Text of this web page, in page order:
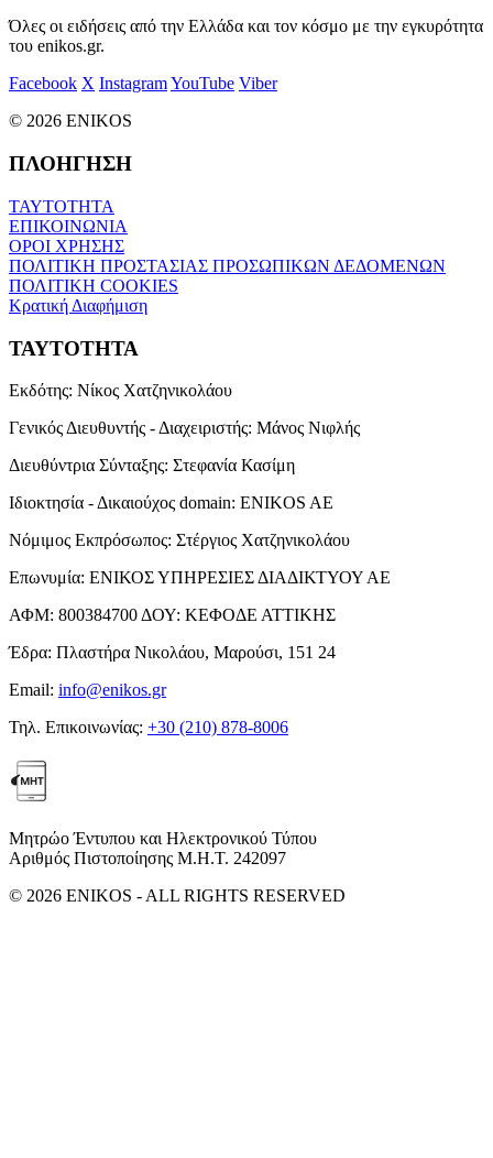
Όλες οι ειδήσεις από την Ελλάδα και τον κόσμο με την εγκυρότητα
του enikos.gr.
Facebook X InstagramYouTube Viber
© 2026 ENIKOS
ΠΛΟΗΓΗΣΗ
ΤΑΥΤΟΤΗΤΑ
ΕΠΙΚΟΙΝΩΝΙΑ
ΟΡΟΙ ΧΡΗΣΗΣ
ΠΟΛΙΤΙΚΗ ΠΡΟΣΤΑΣΙΑΣ ΠΡΟΣΩΠΙΚΩΝ ΔΕΔΟΜΕΝΩΝ
ΠΟΛΙΤΙΚΗ COOKIES
Κρατική Διαφήμιση
ΤΑΥΤΟΤΗΤΑ
Εκδότης: Νίκος Χατζηνικολάου
Γενικός Διευθυντής - Διαχειριστής: Μάνος Νιφλής
Διευθύντρια Σύνταξης: Στεφανία Κασίμη
Ιδιοκτησία - Δικαιούχος domain: ENIKOS AE
Νόμιμος Εκπρόσωπος: Στέργιος Χατζηνικολάου
Επωνυμία: ΕΝΙΚΟΣ ΥΠΗΡΕΣΙΕΣ ΔΙΑΔΙΚΤΥΟΥ ΑΕ
ΑΦΜ: 800384700 ΔΟΥ: ΚΕΦΟΔΕ ΑΤΤΙΚΗΣ
Έδρα: Πλαστήρα Νικολάου, Μαρούσι, 151 24
Email: info@enikos.gr
Τηλ. Επικοινωνίας: +30 (210) 878-8006
Μητρώο Έντυπου και Ηλεκτρονικού Τύπου
Αριθμός Πιστοποίησης Μ.Η.Τ. 242097
© 2026 ENIKOS - ALL RIGHTS RESERVED